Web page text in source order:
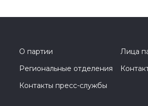
О партии
Лица
Региональные отделения
Контакты пресс-службы